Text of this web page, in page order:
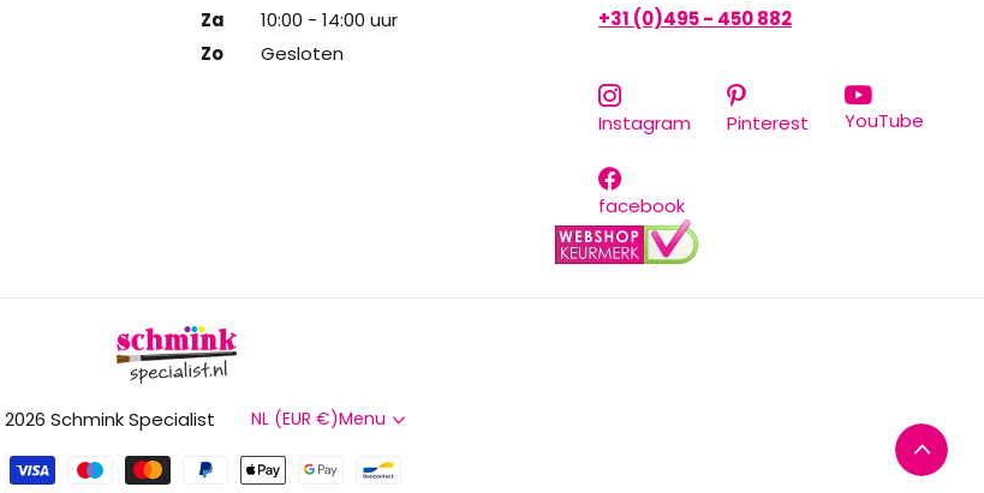
Za
10:00 - 14:00 uur
Zo
Gesloten
+31 (0)495 - 450 882
Instagram Pinterest YouTube
facebook
2026 Schmink Specialist NL (EUR €)Menu